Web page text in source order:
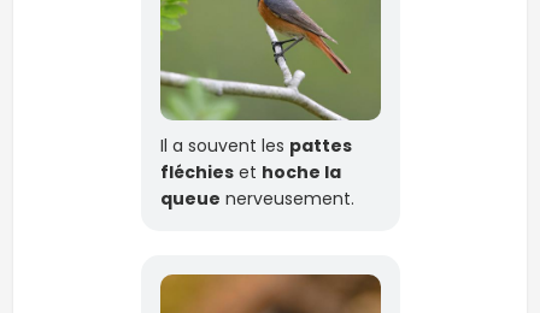
Il a souvent les pattes
fléchieset hoche la
queue nerveusement.